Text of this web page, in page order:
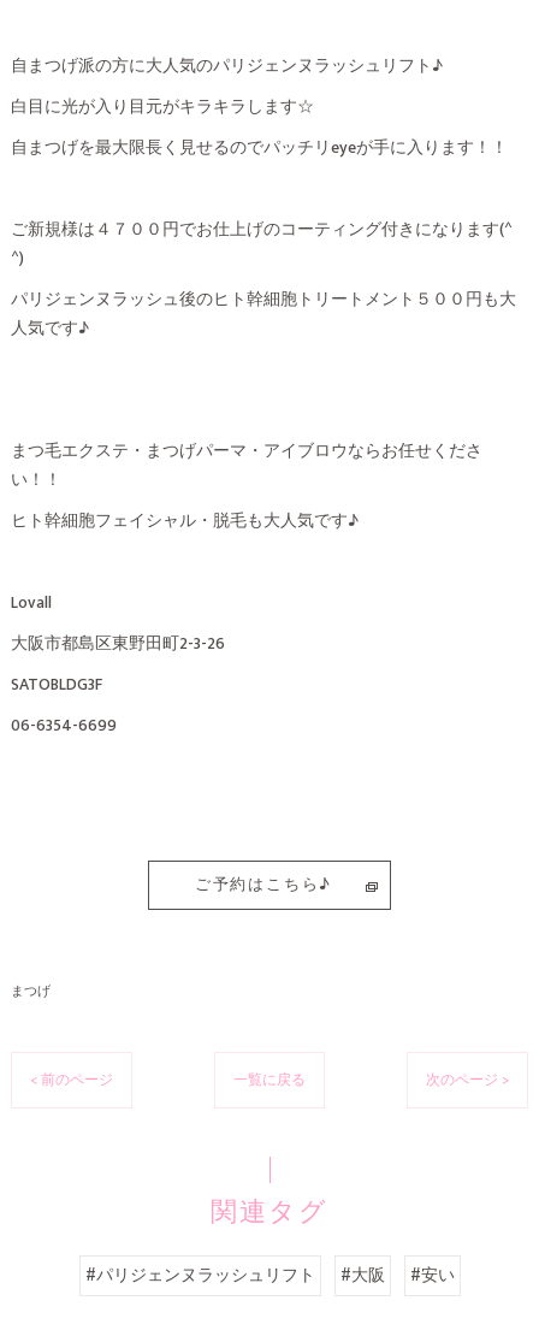
自まつげ派の方に大人気のパリジェンヌラッシュリフト♪
白目に光が入り目元がキラキラします☆
自まつげを最大限長く見せるのでパッチリeyeが手に入ります！！
ご新規様は４７００円でお仕上げのコーティング付きになります(^
^)
パリジェンヌラッシュ後のヒト幹細胞トリートメント５００円も大
人気です♪
まつ毛エクステ・まつげパーマ・アイブロウならお任せくださ
い！！
ヒト幹細胞フェイシャル・脱毛も大人気です♪
Lovall
大阪市都島区東野田町2-3-26
SATOBLDG3F
06-6354-6699
ご予約はこちら♪
まつげ
< 前のページ 一覧に戻る 次のページ >
関連タグ
#パリジェンヌラッシュリフト #大阪 #安い